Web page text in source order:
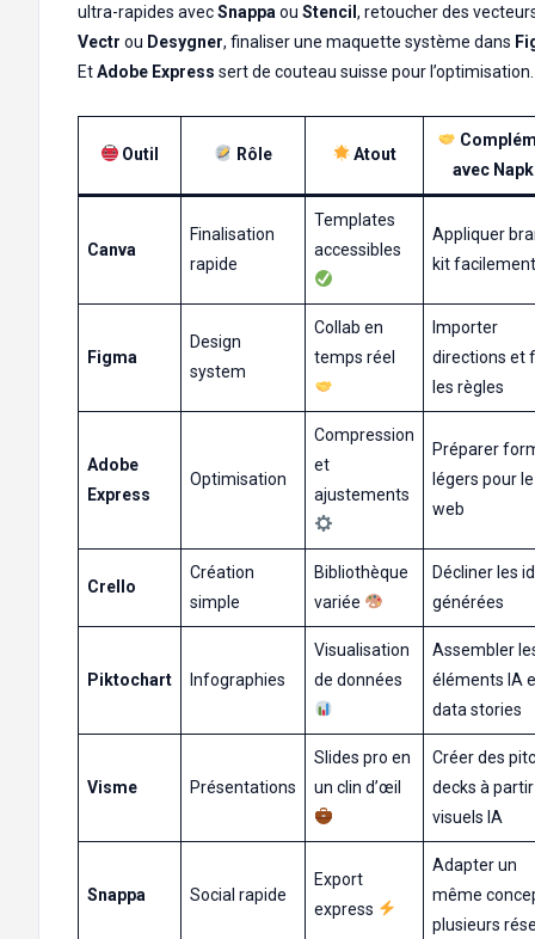
ultra-rapides avecSnappa ou Stencil , retoucher des
Vectr ou Desygner, finaliser une maquette système dans
EtAdobe Express sert de couteau suisse pour l’optimisation.
Outil Rôle Atout
avec
Canva
Finalisation
rapide
Templates
accessibles
Appliquer
kit facilement
Figma
Design
system
Collab en
temps réel
Importer
directions et
les règles
Adobe
Express
Optimisation
Compression
et
ajustements
Préparer
légers pour le
web
Crello
Création
simple
Bibliothèque
variée
Décliner les
générées
Piktochart Infographies
Visualisation
de données
Assembler
éléments IA
data stories
Visme Présentations
Slides pro en
un clin d’œil
Créer des
decks à
visuels IA
Snappa Social rapide
Export
express
Adapter un
même
plusieurs